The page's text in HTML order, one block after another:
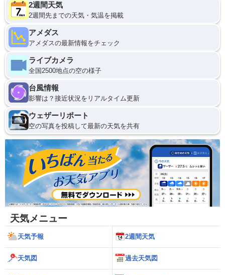
2週間天気
2週間先までの天気・気温を掲載
アメダス
アメダスの最新情報をチェック
ライブカメラ
全国2500地点の空の様子
台風情報
影響は？接近状況をリアルタイム更新
ウェザーリポート
空の写真を投稿して最新の天気を共有
天気メニュー
天気予報 2週間天気
天気図 過去天気図